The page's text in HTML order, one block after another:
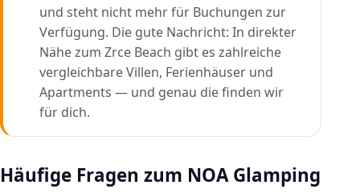
und steht nicht mehr für Buchungen zur
Verfügung. Die gute Nachricht: In direkter
Nähe zum Zrce Beach gibt es zahlreiche
vergleichbare Villen, Ferienhäuser und
Apartments — und genau die finden wir
für dich.
Häufige Fragen zum NOA Glamping